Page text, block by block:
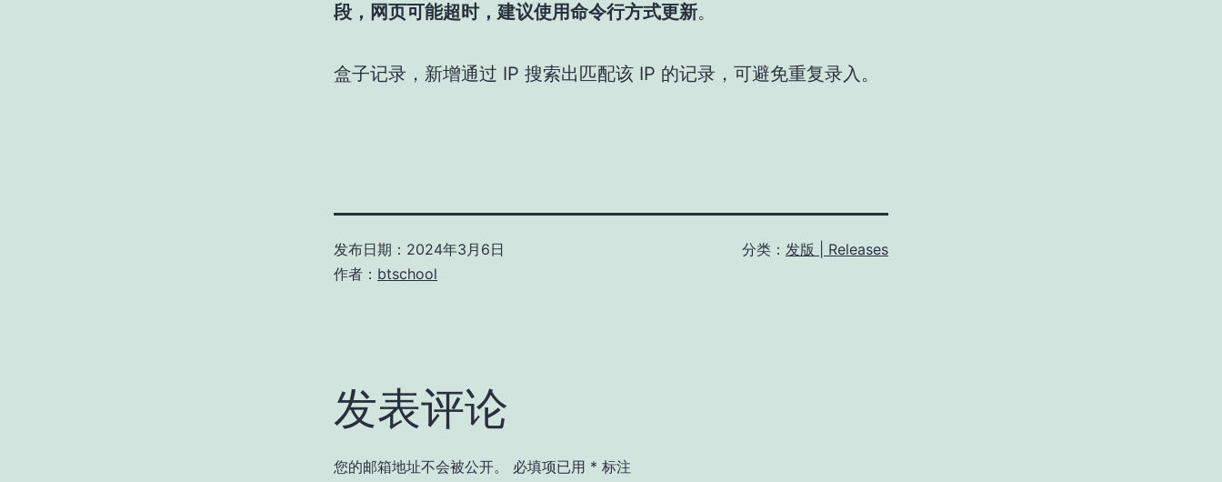
段，网页可能超时，建议使用命令行方式更新。
盒子记录，新增通过 IP 搜索出匹配该 IP 的记录，可避免重复录入。
发布日期： 2024年3月6日
作者： btschool
分类： 发版 | Releases
发表评论
您的邮箱地址不会被公开。 必填项已用 * 标注